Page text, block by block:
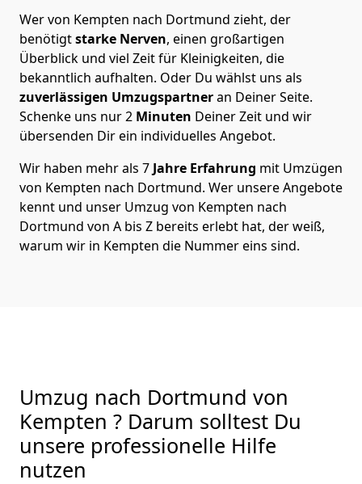
Wer von Kempten nach Dortmund zieht, der
benötigtstarke Nerven, einen großartigen
Überblick und viel Zeit für Kleinigkeiten, die
bekanntlich aufhalten. Oder Du wählst uns als
zuverlässigen Umzugspartneran Deiner Seite.
Schenke uns nur2 Minuten Deiner Zeit und wir
übersenden Dir ein individuelles Angebot.
Wir haben mehr als 7 Jahre Erfahrung mit Umzügen
von Kempten nach Dortmund. Wer unsere Angebote
kennt und unser Umzug von Kempten nach
Dortmund von A bis Z bereits erlebt hat, der weiß,
warum wir in Kempten die Nummer eins sind.
Umzug nach Dortmund von
Kempten ? Darum solltest Du
unsere professionelle Hilfe
nutzen